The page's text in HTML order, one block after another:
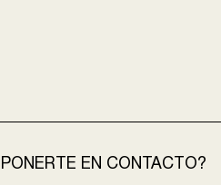
EN CONTACTO?